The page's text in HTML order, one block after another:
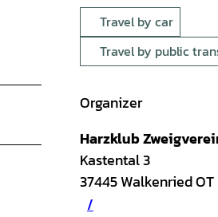
Travel by car
Travel by public
Organizer
Harzklub
Kastental 3
37445Walkenried OT
/